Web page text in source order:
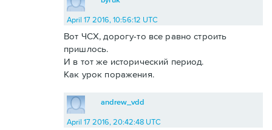
April 17 2016, 10:56:12 UTC
Вот ЧСХ, дорогу-то все равно строить
пришлось.
И в тот же исторический период.
Как урок поражения.
andrew_vdd
April 17 2016, 20:42:48 UTC